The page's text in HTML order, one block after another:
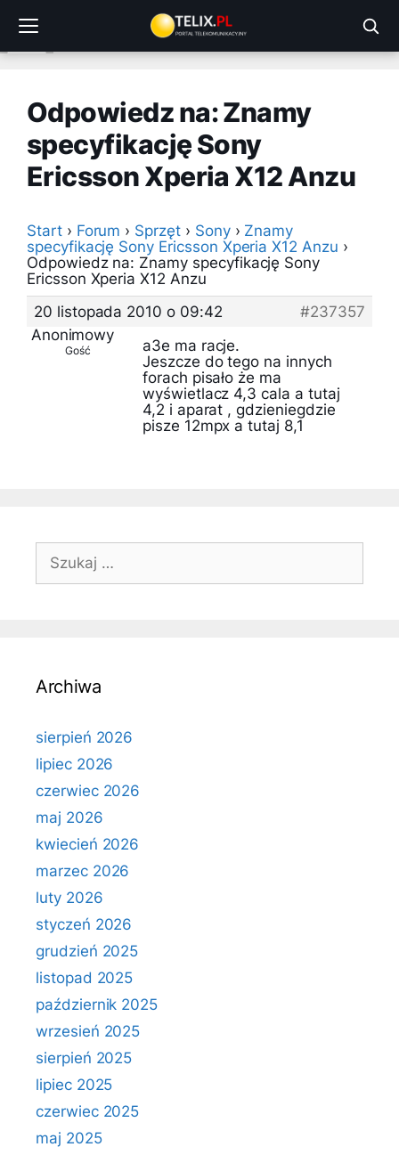
treści
Odpowiedz na: Znamy
specyfikację Sony
Ericsson Xperia X12 Anzu
Start › Forum › Sprzęt › Sony › Znamy
specyfikację Sony Ericsson Xperia X12 Anzu ›
Odpowiedz na: Znamy specyfikację Sony
Ericsson Xperia X12 Anzu
20 listopada 2010 o 09:42
#237357
Anonimowy
Gość
a3e ma racje.
Jeszcze do tego na innych
forach pisało że ma
wyświetlacz 4,3 cala a tutaj
4,2 i aparat , gdzieniegdzie
pisze 12mpx a tutaj 8,1
Szukaj:
Archiwa
sierpień 2026
lipiec 2026
czerwiec 2026
maj 2026
kwiecień 2026
marzec 2026
luty 2026
styczeń 2026
grudzień 2025
listopad 2025
październik 2025
wrzesień 2025
sierpień 2025
lipiec 2025
czerwiec 2025
maj 2025